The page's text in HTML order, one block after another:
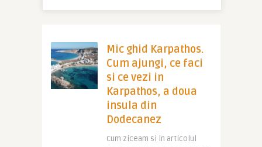
Mic ghid Karpathos.
Cum ajungi, ce faci
si ce vezi in
Karpathos, a doua
insula din
Dodecanez
Cum ziceam si in articolul